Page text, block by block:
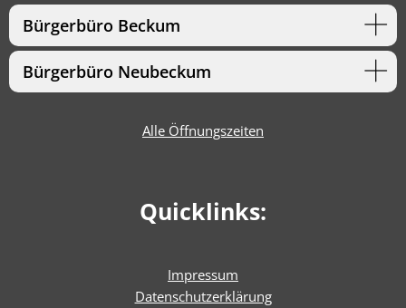
Bürgerbüro Beckum
Bürgerbüro Neubeckum
Alle Öffnungszeiten
Quicklinks:
Impressum
Datenschutzerklärung